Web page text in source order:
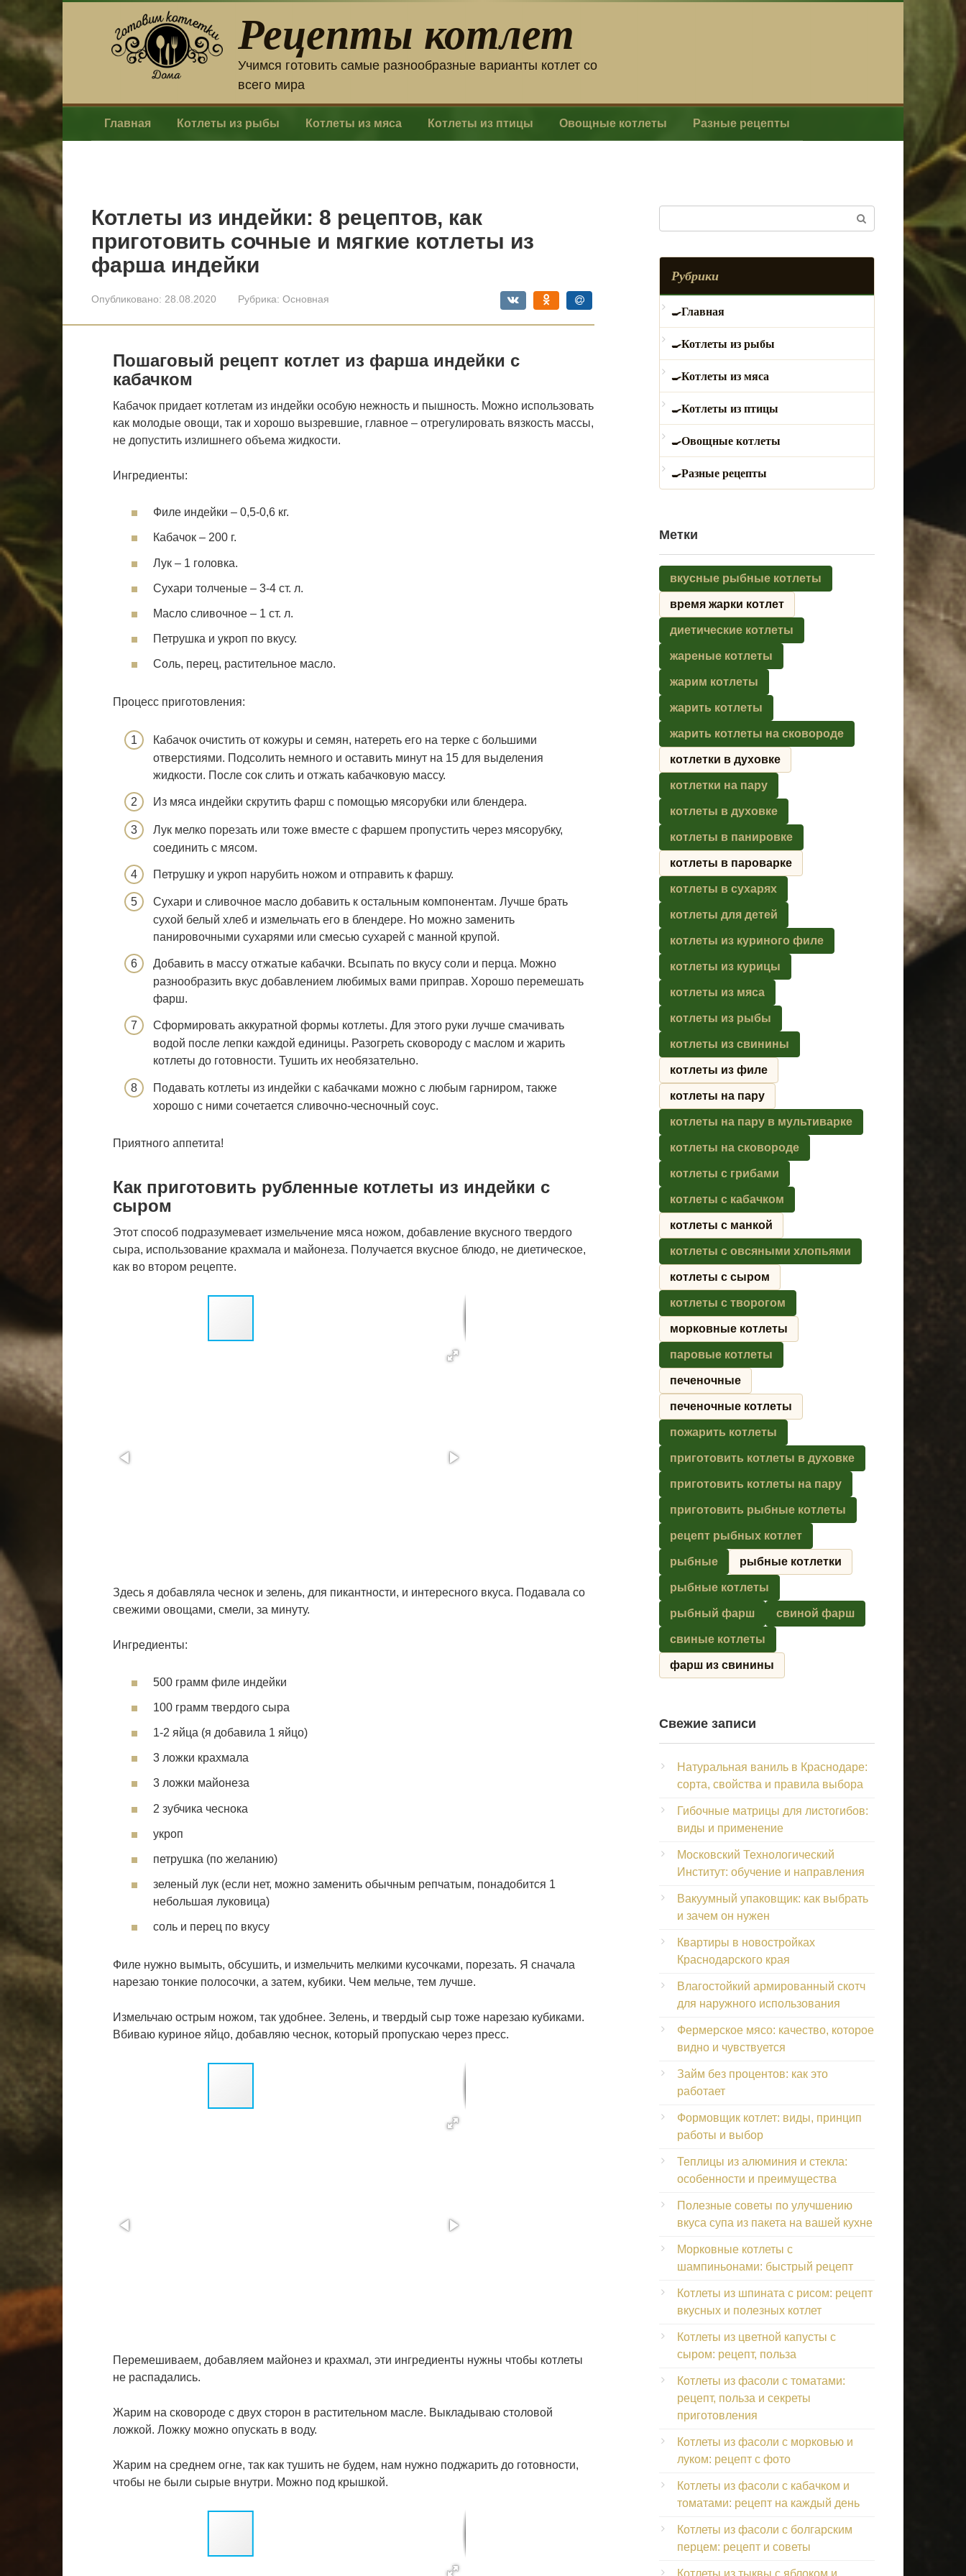
контенту
Рецепты котлет
Учимся готовить самые разнообразные варианты котлет со
всего мира
Главная Котлеты из рыбы Котлеты из мяса Котлеты из птицы Овощные котлеты Разные рецепты
Котлеты из индейки: 8 рецептов, как
приготовить сочные и мягкие котлеты из
фарша индейки
Опубликовано: 28.08.2020 Рубрика: Основная
Пошаговый рецепт котлет из фарша индейки с
кабачком
Кабачок придает котлетам из индейки особую нежность и пышность. Можно использовать
как молодые овощи, так и хорошо вызревшие, главное – отрегулировать вязкость массы,
не допустить излишнего объема жидкости.
Ингредиенты:
Филе индейки – 0,5-0,6 кг.
Кабачок – 200 г.
Лук – 1 головка.
Сухари толченые – 3-4 ст. л.
Масло сливочное – 1 ст. л.
Петрушка и укроп по вкусу.
Соль, перец, растительное масло.
Процесс приготовления:
Кабачок очистить от кожуры и семян, натереть его на терке с большими
отверстиями. Подсолить немного и оставить минут на 15 для выделения
жидкости. После сок слить и отжать кабачковую массу.
Из мяса индейки скрутить фарш с помощью мясорубки или блендера.
Лук мелко порезать или тоже вместе с фаршем пропустить через мясорубку,
соединить с мясом.
Петрушку и укроп нарубить ножом и отправить к фаршу.
Сухари и сливочное масло добавить к остальным компонентам. Лучше брать
сухой белый хлеб и измельчать его в блендере. Но можно заменить
панировочными сухарями или смесью сухарей с манной крупой.
Добавить в массу отжатые кабачки. Всыпать по вкусу соли и перца. Можно
разнообразить вкус добавлением любимых вами приправ. Хорошо перемешать
фарш.
Сформировать аккуратной формы котлеты. Для этого руки лучше смачивать
водой после лепки каждой единицы. Разогреть сковороду с маслом и жарить
котлеты до готовности. Тушить их необязательно.
Подавать котлеты из индейки с кабачками можно с любым гарниром, также
хорошо с ними сочетается сливочно-чесночный соус.
Приятного аппетита!
Как приготовить рубленные котлеты из индейки с
сыром
Этот способ подразумевает измельчение мяса ножом, добавление вкусного твердого
сыра, использование крахмала и майонеза. Получается вкусное блюдо, не диетическое,
как во втором рецепте.
Здесь я добавляла чеснок и зелень, для пикантности, и интересного вкуса. Подавала со
свежими овощами, смели, за минуту.
Ингредиенты:
500 грамм филе индейки
100 грамм твердого сыра
1-2 яйца (я добавила 1 яйцо)
3 ложки крахмала
3 ложки майонеза
2 зубчика чеснока
укроп
петрушка (по желанию)
зеленый лук (если нет, можно заменить обычным репчатым, понадобится 1
небольшая луковица)
соль и перец по вкусу
Филе нужно вымыть, обсушить, и измельчить мелкими кусочками, порезать. Я сначала
нарезаю тонкие полосочки, а затем, кубики. Чем мельче, тем лучше.
Измельчаю острым ножом, так удобнее. Зелень, и твердый сыр тоже нарезаю кубиками.
Вбиваю куриное яйцо, добавляю чеснок, который пропускаю через пресс.
Перемешиваем, добавляем майонез и крахмал, эти ингредиенты нужны чтобы котлеты
не распадались.
Жарим на сковороде с двух сторон в растительном масле. Выкладываю столовой
ложкой. Ложку можно опускать в воду.
Жарим на среднем огне, так как тушить не будем, нам нужно поджарить до готовности,
чтобы не были сырые внутри. Можно под крышкой.
Рубрики
Главная
Котлеты из рыбы
Котлеты из мяса
Котлеты из птицы
Овощные котлеты
Разные рецепты
Метки
вкусные рыбные котлеты
время жарки котлет
диетические котлеты
жареные котлеты
жарим котлеты
жарить котлеты
жарить котлеты на сковороде
котлетки в духовке
котлетки на пару
котлеты в духовке
котлеты в панировке
котлеты в пароварке
котлеты в сухарях
котлеты для детей
котлеты из куриного филе
котлеты из курицы
котлеты из мяса
котлеты из рыбы
котлеты из свинины
котлеты из филе
котлеты на пару
котлеты на пару в мультиварке
котлеты на сковороде
котлеты с грибами
котлеты с кабачком
котлеты с манкой
котлеты с овсяными хлопьями
котлеты с сыром
котлеты с творогом
морковные котлеты
паровые котлеты
печеночные
печеночные котлеты
пожарить котлеты
приготовить котлеты в духовке
приготовить котлеты на пару
приготовить рыбные котлеты
рецепт рыбных котлет
рыбные рыбные котлетки
рыбные котлеты
рыбный фарш свиной фарш
свиные котлеты
фарш из свинины
Свежие записи
Натуральная ваниль в Краснодаре:
сорта, свойства и правила выбора
Гибочные матрицы для листогибов:
виды и применение
Московский Технологический
Институт: обучение и направления
Вакуумный упаковщик: как выбрать
и зачем он нужен
Квартиры в новостройках
Краснодарского края
Влагостойкий армированный скотч
для наружного использования
Фермерское мясо: качество, которое
видно и чувствуется
Займ без процентов: как это
работает
Формовщик котлет: виды, принцип
работы и выбор
Теплицы из алюминия и стекла:
особенности и преимущества
Полезные советы по улучшению
вкуса супа из пакета на вашей кухне
Морковные котлеты с
шампиньонами: быстрый рецепт
Котлеты из шпината с рисом: рецепт
вкусных и полезных котлет
Котлеты из цветной капусты с
сыром: рецепт, польза
Котлеты из фасоли с томатами:
рецепт, польза и секреты
приготовления
Котлеты из фасоли с морковью и
луком: рецепт с фото
Котлеты из фасоли с кабачком и
томатами: рецепт на каждый день
Котлеты из фасоли с болгарским
перцем: рецепт и советы
Котлеты из тыквы с яблоком и